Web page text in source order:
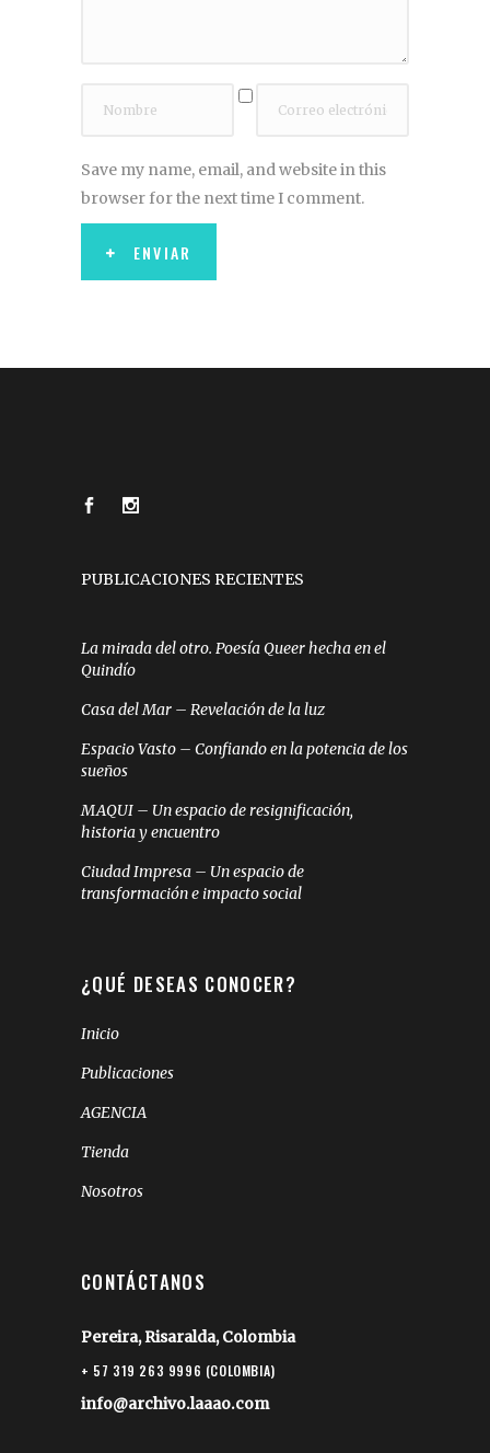
Save my name, email, and website in this
browser for the next time I comment.
ENVIAR
PUBLICACIONES RECIENTES
La mirada del otro. Poesía Queer hecha en el
Quindío
Casa del Mar – Revelación de la luz
Espacio Vasto – Confiando en la potencia de los
sueños
MAQUI – Un espacio de resignificación,
historia y encuentro
Ciudad Impresa – Un espacio de
transformación e impacto social
¿QUÉ DESEAS CONOCER?
Inicio
Publicaciones
AGENCIA
Tienda
Nosotros
CONTÁCTANOS
Pereira, Risaralda, Colombia
+ 57 319 263 9996 (COLOMBIA)
info@archivo.laaao.com